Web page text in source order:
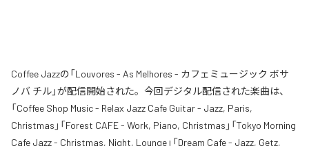
Coffee Jazzの「Louvores - As Melhores - カフェミュージック ボサ
ノバ チル」が配信開始された。今回デジタル配信された楽曲は、
「Coffee Shop Music - Relax Jazz Cafe Guitar - Jazz, Paris,
Christmas」「Forest CAFE - Work, Piano, Christmas」「Tokyo Morning
Cafe Jazz - Christmas, Night, Lounge」「Dream Cafe - Jazz, Getz,